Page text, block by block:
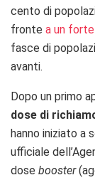
cento di
fronte a un
fasce di
avanti.
Dopo un primo
dose di
hanno iniziato a
ufficiale
dose booster